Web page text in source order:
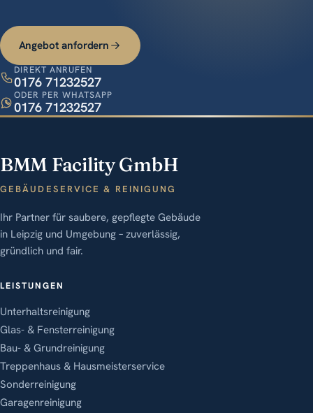
Angebot anfordern
DIREKT ANRUFEN
0176 71232527
ODER PER WHATSAPP
0176 71232527
BMM Facility GmbH
GEBÄUDESERVICE & REINIGUNG
Ihr Partner für saubere, gepflegte Gebäude
in Leipzig und Umgebung – zuverlässig,
gründlich und fair.
LEISTUNGEN
Unterhaltsreinigung
Glas- & Fensterreinigung
Bau- & Grundreinigung
Treppenhaus & Hausmeisterservice
Sonderreinigung
Garagenreinigung